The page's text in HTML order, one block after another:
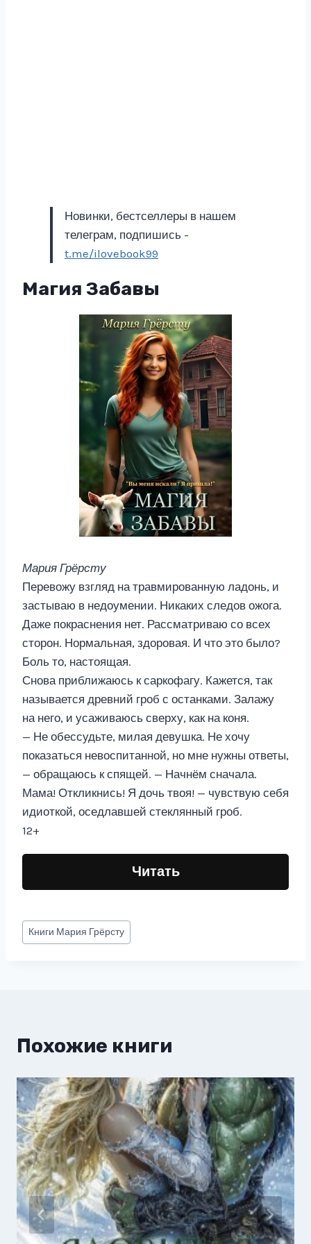
Новинки, бестселлеры в нашем
телеграм, подпишись -
t.me/ilovebook99
Магия Забавы
Мария Грёрсту
Перевожу взгляд на травмированную ладонь, и
застываю в недоумении. Никаких следов ожога.
Даже покраснения нет. Рассматриваю со всех
сторон. Нормальная, здоровая. И что это было?
Боль то, настоящая.
Снова приближаюсь к саркофагу. Кажется, так
называется древний гроб с останками. Залажу
на него, и усаживаюсь сверху, как на коня.
— Не обессудьте, милая девушка. Не хочу
показаться невоспитанной, но мне нужны ответы,
— обращаюсь к спящей. — Начнём сначала.
Мама! Откликнись! Я дочь твоя! — чувствую себя
идиоткой, оседлавшей стеклянный гроб.
12+
Читать
Метки
записи:
Книги Мария Грёрсту
Похожие книги